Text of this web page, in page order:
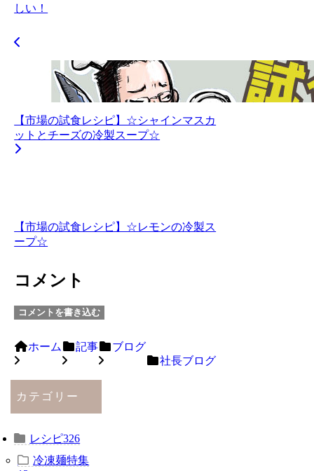
しい！
【市場の試食レシピ】☆シャインマスカ
ットとチーズの冷製スープ☆
【市場の試食レシピ】☆レモンの冷製ス
ープ☆
コメント
コメントを書き込む
ホーム 記事
ブログ
社長ブログ
カテゴリー
レシピ326
冷凍麺特集